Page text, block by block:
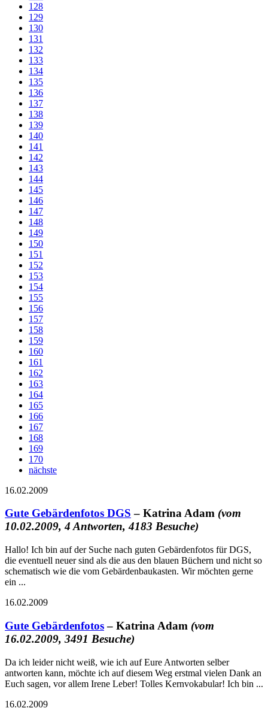
128
129
130
131
132
133
134
135
136
137
138
139
140
141
142
143
144
145
146
147
148
149
150
151
152
153
154
155
156
157
158
159
160
161
162
163
164
165
166
167
168
169
170
nächste
16.02.2009
Gute Gebärdenfotos DGS – Katrina Adam (vom
10.02.2009, 4 Antworten, 4183 Besuche)
Hallo! Ich bin auf der Suche nach guten Gebärdenfotos für DGS,
die eventuell neuer sind als die aus den blauen Büchern und nicht so
schematisch wie die vom Gebärdenbaukasten. Wir möchten gerne
ein ...
16.02.2009
Gute Gebärdenfotos– Katrina Adam (vom
16.02.2009, 3491 Besuche)
Da ich leider nicht weiß, wie ich auf Eure Antworten selber
antworten kann, möchte ich auf diesem Weg erstmal vielen Dank an
Euch sagen, vor allem Irene Leber! Tolles Kernvokabular! Ich bin ...
16.02.2009